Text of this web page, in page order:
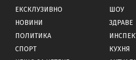
ЕКСКЛУЗИВНО
НОВИНИ
ПОЛИТИКА
СПОРТ
ШОУ
ЗДРАВЕ
КУХНЯ